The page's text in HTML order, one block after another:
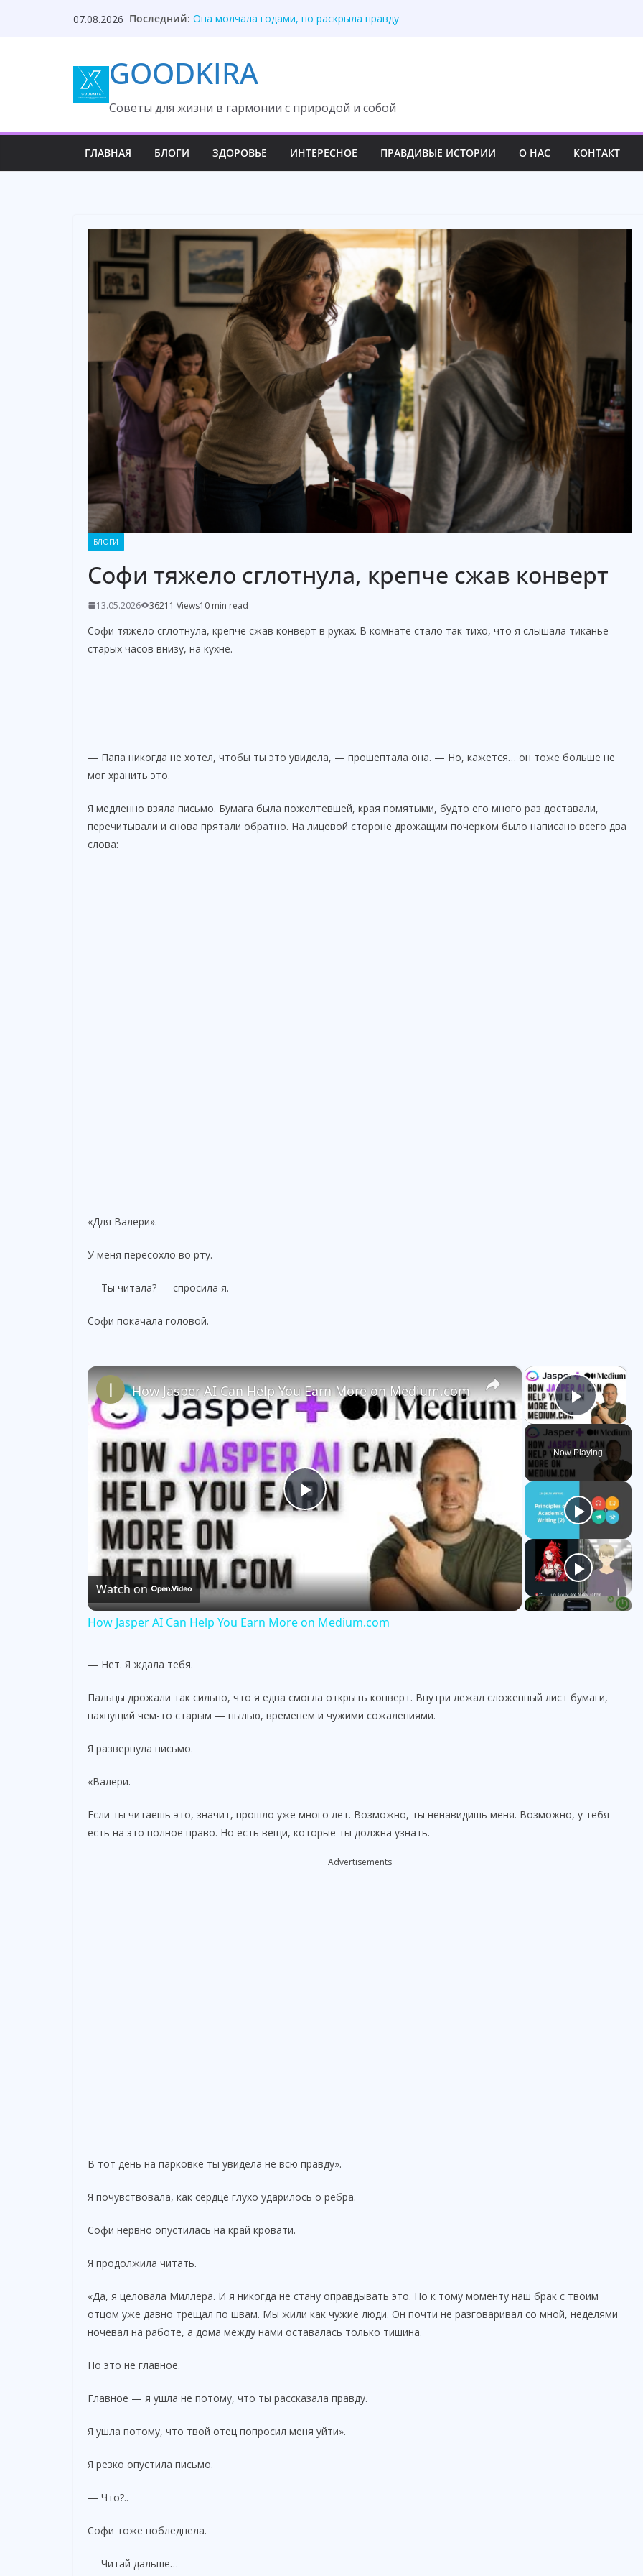
07.08.2026 Последний: Секрет отца разрушил маску богатой семьи
Свекровь потеряла власть над молодой семьёй
Невестка спокойно поставила свекровь на место
GOODKIRA
Cоветы для жизни в гармонии с природой и собой
ГЛАВНАЯ БЛОГИ ЗДОРОВЬЕ ИНТЕРЕСНОЕ ПРАВДИВЫЕ ИСТОРИИ О НАС КОНТАКТ
БЛОГИ
Софи тяжело сглотнула, крепче сжав конверт
13.05.2026 36211 Views10 min read
Софи тяжело сглотнула, крепче сжав конверт в руках. В комнате стало так тихо, что я слышала тиканье
старых часов внизу, на кухне.
— Папа никогда не хотел, чтобы ты это увидела, — прошептала она. — Но, кажется… он тоже больше не
мог хранить это.
Я медленно взяла письмо. Бумага была пожелтевшей, края помятыми, будто его много раз доставали,
перечитывали и снова прятали обратно. На лицевой стороне дрожащим почерком было написано всего два
слова:
«Для Валери».
У меня пересохло во рту.
— Ты читала? — спросила я.
Софи покачала головой.
×
Play
Now Playing
×
P
a
i
e
How Jasper AI Can Help You Earn More on Medium.com
Watch on
How Jasper AI Can Help You Earn More on Medium.com
— Нет. Я ждала тебя.
Пальцы дрожали так сильно, что я едва смогла открыть конверт. Внутри лежал сложенный лист бумаги,
пахнущий чем-то старым — пылью, временем и чужими сожалениями.
Я развернула письмо.
«Валери.
Если ты читаешь это, значит, прошло уже много лет. Возможно, ты ненавидишь меня. Возможно, у тебя
есть на это полное право. Но есть вещи, которые ты должна узнать.
Advertisements
В тот день на парковке ты увидела не всю правду».
Я почувствовала, как сердце глухо ударилось о рёбра.
Софи нервно опустилась на край кровати.
Я продолжила читать.
«Да, я целовала Миллера. И я никогда не стану оправдывать это. Но к тому моменту наш брак с твоим
отцом уже давно трещал по швам. Мы жили как чужие люди. Он почти не разговаривал со мной, неделями
ночевал на работе, а дома между нами оставалась только тишина.
Но это не главное.
Главное — я ушла не потому, что ты рассказала правду.
Я ушла потому, что твой отец попросил меня уйти».
Я резко опустила письмо.
— Что?..
Софи тоже побледнела.
— Читай дальше…